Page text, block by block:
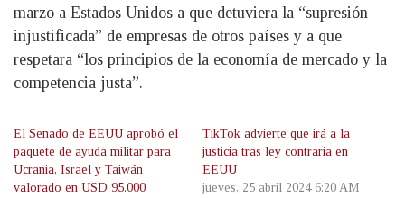
marzo a Estados Unidos a que detuviera la “supresión
injustificada” de empresas de otros países y a que
respetara “los principios de la economía de mercado y la
competencia justa”.
El Senado de EEUU aprobó el
paquete de ayuda militar para
Ucrania, Israel y Taiwán
valorado en USD 95.000
TikTok advierte que irá a la
justicia tras ley contraria en
EEUU
jueves, 25 abril 2024 6:20 AM